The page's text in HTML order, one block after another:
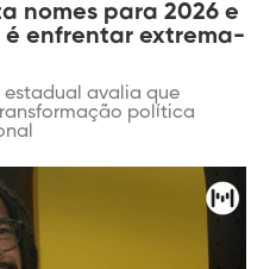
foco do PSOL é
enfrentar extrema-
nomes para 2026 e
é enfrentar extrema-
avalia que
política